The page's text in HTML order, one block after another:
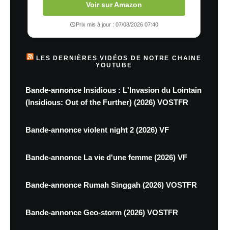
Voir sur Amazon
Prix mis à jour : 07/08/2026 07:40
LES DERNIÈRES VIDÉOS DE NOTRE CHAINE
YOUTUBE
Bande-annonce Insidious : L'Invasion du Lointain
(Insidious: Out of the Further) (2026) VOSTFR
Bande-annonce violent night 2 (2026) VF
Bande-annonce La vie d'une femme (2026) VF
Bande-annonce Rumah Singgah (2026) VOSTFR
Bande-annonce Geo-storm (2026) VOSTFR